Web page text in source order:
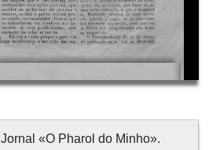
Jornal «O Pharol do Minho».